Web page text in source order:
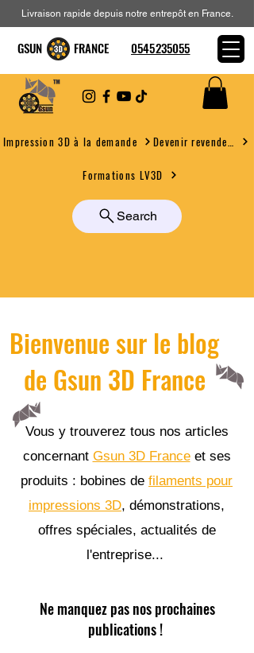
Impression 3D à la demande
Formations LV3D
Search
Livraison rapide depuis notre entrepôt en France.
GSUN FRANCE 0545235055
Bienvenue sur le blog
de Gsun 3D France
Vous y trouverez tous nos articles
concernant Gsun 3D Franceet ses
produits : bobines de filaments pour
impressions 3D, démonstrations,
offres spéciales, actualités de
l'entreprise...
Ne manquez pas nos prochaines
publications !